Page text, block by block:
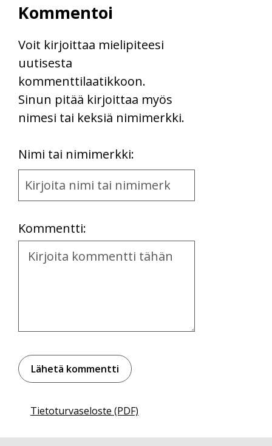
Kommentoi
Voit kirjoittaa mielipiteesi
uutisesta
kommenttilaatikkoon.
Sinun pitää kirjoittaa myös
nimesi tai keksiä nimimerkki.
Nimi tai nimimerkki:
Name
and
Kommentti:
Kommentti
Tietoturvaseloste (PDF)